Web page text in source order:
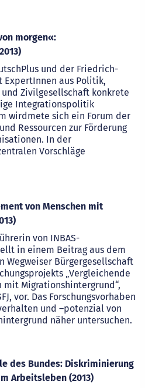
morgen«:
und der Friedrich-
ExpertInnen aus Politik,
Zivilgesellschaft konkrete
Integrationspolitik
wirdmete sich ein Forum der
Ressourcen zur Förderung
In der
Vorschläge
von Menschen mit
von INBAS-
in einem Beitrag aus dem
Wegweiser Bürgergesellschaft
„Vergleichende
mit Migrationshintergrund“,
vor. Das Forschungsvorhaben
und –potenzial von
näher untersuchen.
des Bundes: Diskriminierung
Arbeitsleben (2013)